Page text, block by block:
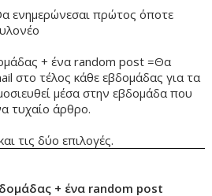
ενημερώνεσαι πρώτος όποτε
+ ένα random post =Θα
στο τέλος κάθε εβδομάδας για τα
μέσα στην εβδομάδα που
τυχαίο άρθρο.
τις δύο επιλογές.
+ ένα random post